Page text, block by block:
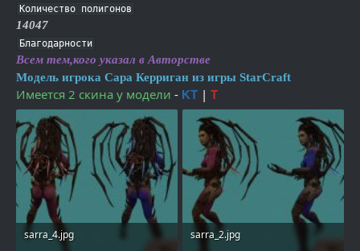
Количество полигонов
14047
Благодарности
Всем тем,кого указал в Авторстве
Модель игрока Сара Керриган из игры StarCraft
Имеется 2 скина у модели - KT | T
sarra_4.jpg
sarra_2.jpg